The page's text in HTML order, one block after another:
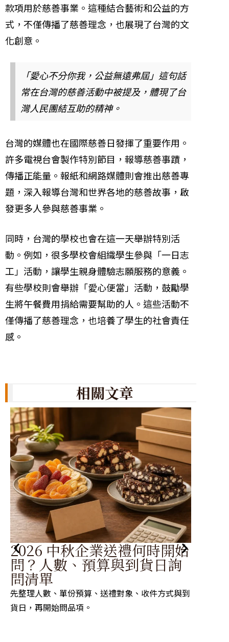
款項用於慈善事業。這種結合藝術和公益的方
式，不僅傳播了慈善理念，也展現了台灣的文
化創意。
「愛心不分你我，公益無遠弗屆」這句話
常在台灣的慈善活動中被提及，體現了台
灣人民團結互助的精神。
台灣的媒體也在國際慈善日發揮了重要作用。
許多電視台會製作特別節目，報導慈善事蹟，
傳播正能量。報紙和網路媒體則會推出慈善專
題，深入報導台灣和世界各地的慈善故事，啟
發更多人參與慈善事業。
同時，台灣的學校也會在這一天舉辦特別活
動。例如，很多學校會組織學生參與「一日志
工」活動，讓學生親身體驗志願服務的意義。
有些學校則會舉辦「愛心便當」活動，鼓勵學
生將午餐費用捐給需要幫助的人。這些活動不
僅傳播了慈善理念，也培養了學生的社會責任
感。
相關文章
2026 中秋企業送禮何時開始
問？人數、預算與到貨日詢
問清單
先整理人數、單份預算、送禮對象、收件方式與到
貨日，再開始問品項。